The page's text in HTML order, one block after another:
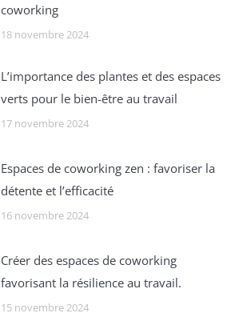
coworking
18 novembre 2024
Lʼimportance des plantes et des espaces
verts pour le bien-être au travail
17 novembre 2024
Espaces de coworking zen : favoriser la
détente et l’efficacité
16 novembre 2024
Créer des espaces de coworking
favorisant la résilience au travail.
15 novembre 2024